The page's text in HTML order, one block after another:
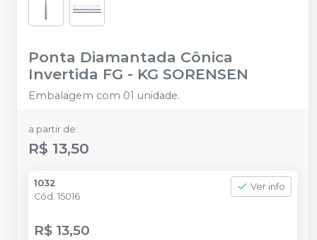
Ponta Diamantada Cônica
Invertida FG - KG SORENSEN
Embalagem com 01 unidade.
a partir de:
R$ 13,50
1032
Cód. 15016
Ver info
R$ 13,50